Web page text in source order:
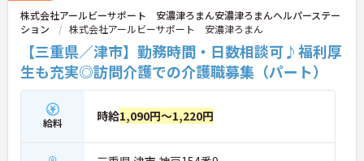
方は詳細等をお伝えしますので、お気軽にお問い合
わせください。
株式会社アールビーサポート 安濃津ろまん安濃津ろまんヘルパーステー
ション
株式会社アールビーサポート 安濃津ろまん
【三重県／津市】勤務時間・日数相談可♪福利厚
生も充実◎訪問介護での介護職募集（パート）
給料 時給1,090円～1,220円